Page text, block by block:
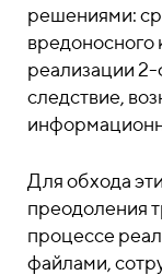
решениями:
вредоносного
реализации
следствие,
Для обхода
преодоления
процессе
файлами,